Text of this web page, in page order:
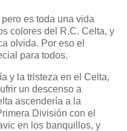
es toda una vida
colores del R.C. Celta, y
olvida. Por eso el
para todos.
y la tristeza en el Celta,
un descenso a
ascendería a la
División con el
en los banquillos, y